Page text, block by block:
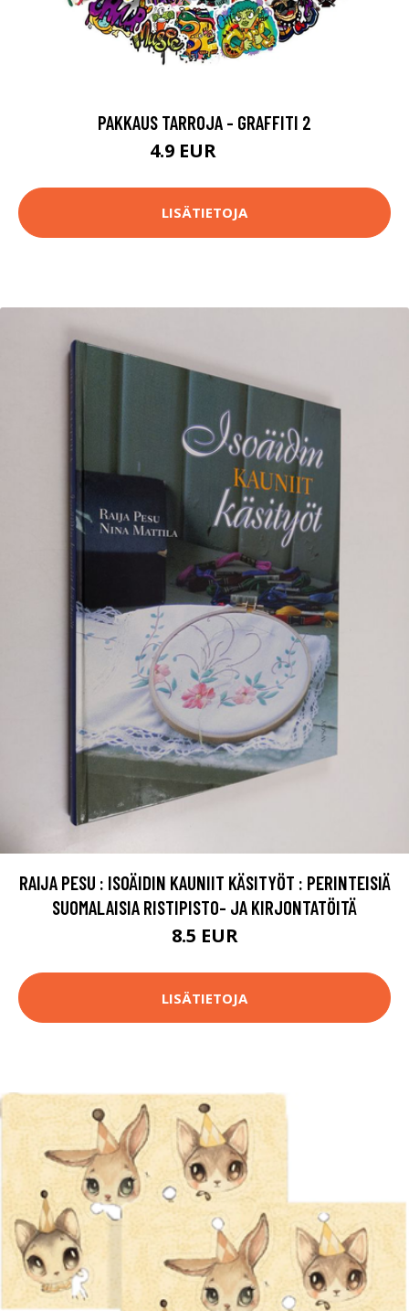
PAKKAUS TARROJA - GRAFFITI 2
4.9 EUR
LISÄTIETOJA
RAIJA PESU : ISOÄIDIN KAUNIIT KÄSITYÖT : PERINTEISIÄ
SUOMALAISIA RISTIPISTO- JA KIRJONTATÖITÄ
8.5 EUR
LISÄTIETOJA